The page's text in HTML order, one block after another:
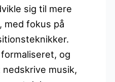
sig til mere
med fokus på
og
musik,